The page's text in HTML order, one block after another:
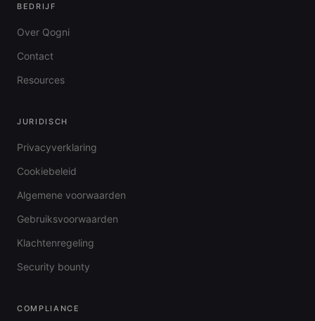
BEDRIJF
Over Qogni
Contact
Resources
JURIDISCH
Privacyverklaring
Cookiebeleid
Algemene voorwaarden
Gebruiksvoorwaarden
Klachtenregeling
Security bounty
COMPLIANCE